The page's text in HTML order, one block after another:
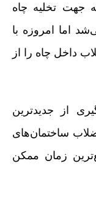
جهت تخلیه چاه
اما امروزه با
داخل چاه را از
از جدیدترین
ساختمان‌های
زمان ممکن